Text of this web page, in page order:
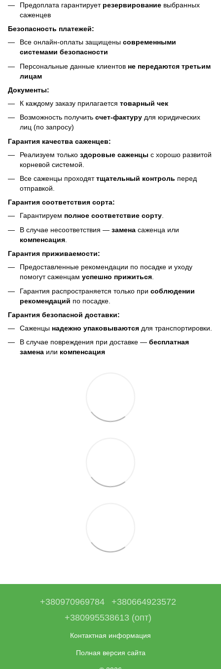
Предоплата гарантирует резервирование выбранных
саженцев
Безопасность платежей:
Все онлайн-оплаты защищены современными
системами безопасности
Персональные данные клиентов не передаются третьим
лицам
Документы:
К каждому заказу прилагается товарный чек
Возможность получить счет-фактуру для юридических
лиц (по запросу)
Гарантия качества саженцев:
Реализуем только здоровые саженцы с хорошо развитой
корневой системой.
Все саженцы проходяттщательный контроль перед
отправкой.
Гарантия соответствия сорта:
Гарантируем полное соответствие сорту.
В случае несоответствия — замена саженца или
компенсация
Гарантия приживаемости:
Предоставленные рекомендации по посадке и уходу
помогут саженцам успешно прижиться.
Гарантия распространяется только при соблюдении
рекомендаций по посадке.
Гарантия безопасной доставки:
Саженцы надежно упаковываются для транспортировки.
В случае повреждения при доставке — бесплатная
замена или компенсация
+380970969784
+380664923572
+380995538613 (опт)
Контактная информация
Полная версия сайта